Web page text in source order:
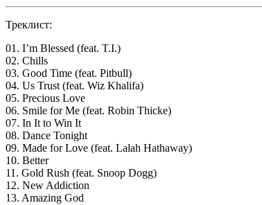
Треклист:
01. I’m Blessed (feat. T.I.)
02. Chills
03. Good Time (feat. Pitbull)
04. Us Trust (feat. Wiz Khalifa)
05. Precious Love
06. Smile for Me (feat. Robin Thicke)
07. In It to Win It
08. Dance Tonight
09. Made for Love (feat. Lalah Hathaway)
10. Better
11. Gold Rush (feat. Snoop Dogg)
12. New Addiction
13. Amazing God